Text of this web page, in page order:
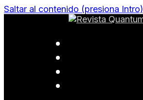
Saltar al contenido (presiona Intro)
Revista Quantums